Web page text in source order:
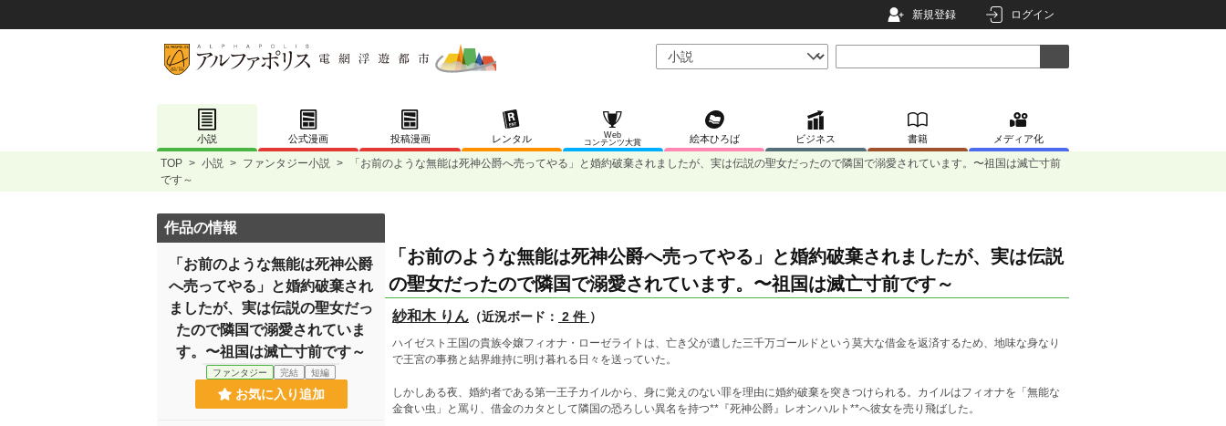
新規登録 ログイン
小説 公式漫画 投稿漫画 レンタル
Web
コンテンツ大賞
絵本ひろば ビジネス 書籍 メディア化
TOP > 小説 > ファンタジー小説 >
「お前のような無能は死神公爵へ売ってやる」と婚約破棄されましたが、実は伝説の聖女だったので隣国で溺愛されています。〜祖国は滅亡寸前
です～
「お前のような無能は死神公爵へ売ってやる」と婚約破棄されましたが、実は伝説
の聖女だったので隣国で溺愛されています。〜祖国は滅亡寸前です～
紗和木 りん （近況ボード： 2 件 ）
ハイゼスト王国の貴族令嬢フィオナ・ローゼライトは、亡き父が遺した三千万ゴールドという莫大な借金を返済するため、地味な身なり
で王宮の事務と結界維持に明け暮れる日々を送っていた。
しかしある夜、婚約者である第一王子カイルから、身に覚えのない罪を理由に婚約破棄を突きつけられる。カイルはフィオナを「無能な
金食い虫」と罵り、借金のカタとして隣国の恐ろしい異名を持つ**『死神公爵』レオンハルト**へ彼女を売り飛ばした。
作品の情報
「お前のような無能は死神公爵
へ売ってやる」と婚約破棄され
ましたが、実は伝説の聖女だっ
たので隣国で溺愛されていま
す。〜祖国は滅亡寸前です～
ファンタジー 完結 短編
お気に入り追加